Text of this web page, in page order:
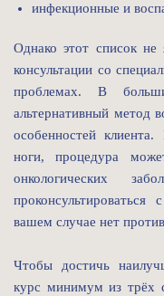
инфекционные и
Однако этот список
консультации со
проблемах. В
альтернативный метод
особенностей
ноги, процедура
онкологических
вашем случае нет
Чтобы достичь
курс минимум из трёх